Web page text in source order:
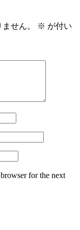
せん。 ※ が付い
for the next